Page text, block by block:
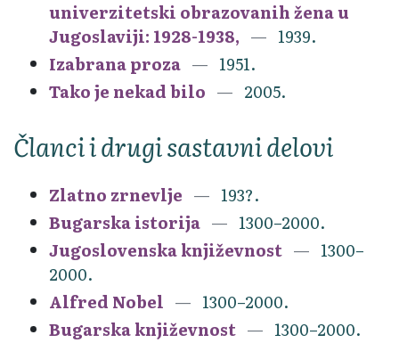
univerzitetski obrazovanih žena u
Jugoslaviji: 1928-1938,
1939.
Izabrana proza
1951.
Tako je nekad bilo
2005.
Članci i drugi sastavni delovi
Zlatno zrnevlje
193?.
Bugarska istorija
1300–2000.
Jugoslovenska književnost
1300–
2000.
Alfred Nobel
1300–2000.
Bugarska književnost
1300–2000.